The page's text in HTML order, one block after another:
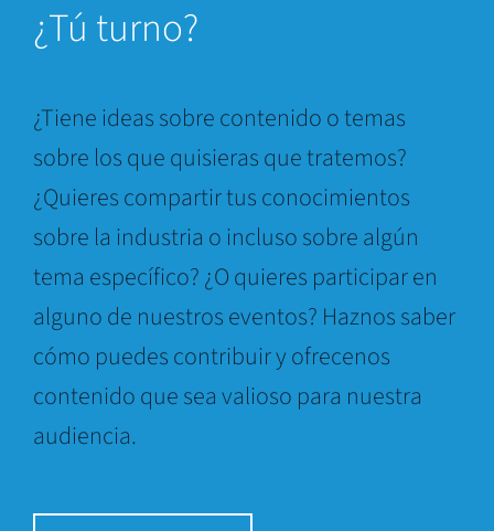
¿Tú turno?
¿Tiene ideas sobre contenido o temas
sobre los que quisieras que tratemos?
¿Quieres compartir tus conocimientos
sobre la industria o incluso sobre algún
tema específico? ¿O quieres participar en
alguno de nuestros eventos? Haznos saber
cómo puedes contribuir y ofrecenos
contenido que sea valioso para nuestra
audiencia.